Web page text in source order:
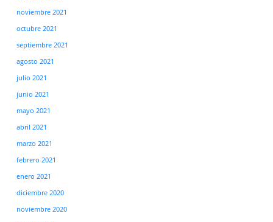
noviembre 2021
octubre 2021
septiembre 2021
agosto 2021
julio 2021
junio 2021
mayo 2021
abril 2021
marzo 2021
febrero 2021
enero 2021
diciembre 2020
noviembre 2020